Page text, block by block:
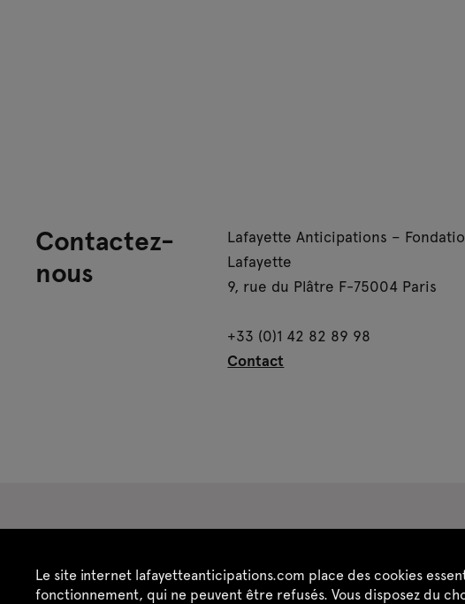
Le site internet lafayetteanticipations.com place des cookies
fonctionnement, qui ne peuvent être refusés. Vous disposez du
Contactez-
nous
Lafayette Anticipations –
Lafayette
9, rue du Plâtre F-75004 Paris
+33 (0)1 42 82 89 98
Contact
Crédits Mentions légales Politique de confidentialité